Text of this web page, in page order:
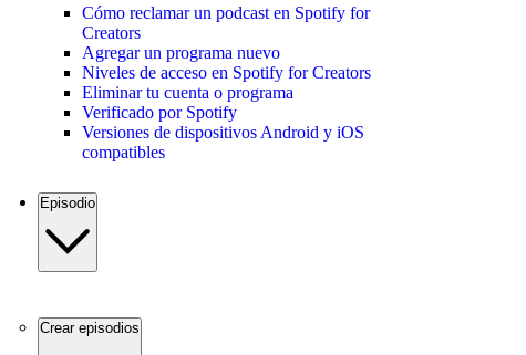
Cómo reclamar un podcast en Spotify for
Creators
Agregar un programa nuevo
Niveles de acceso en Spotify for Creators
Eliminar tu cuenta o programa
Verificado por Spotify
Versiones de dispositivos Android y iOS
compatibles
Episodio
Crear episodios